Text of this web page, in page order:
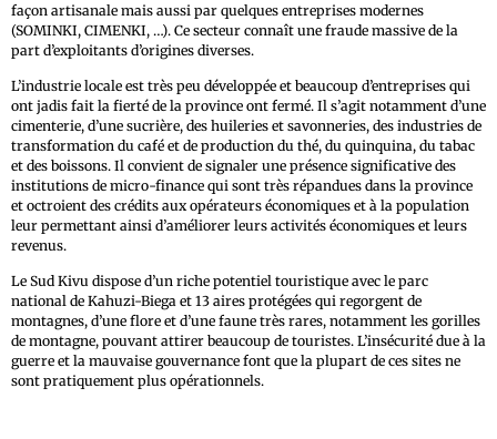
façon artisanale mais aussi par quelques entreprises modernes
(SOMINKI, CIMENKI, …). Ce secteur connaît une fraude massive de la
part d’exploitants d’origines diverses.
L’industrie locale est très peu développée et beaucoup d’entreprises qui
ont jadis fait la fierté de la province ont fermé. Il s’agit notamment d’une
cimenterie, d’une sucrière, des huileries et savonneries, des industries de
transformation du café et de production du thé, du quinquina, du tabac
et des boissons. Il convient de signaler une présence significative des
institutions de micro-finance qui sont très répandues dans la province
et octroient des crédits aux opérateurs économiques et à la population
leur permettant ainsi d’améliorer leurs activités économiques et leurs
revenus.
Le Sud Kivu dispose d’un riche potentiel touristique avec le parc
national de Kahuzi-Biega et 13 aires protégées qui regorgent de
montagnes, d’une flore et d’une faune très rares, notamment les gorilles
de montagne, pouvant attirer beaucoup de touristes. L’insécurité due à la
guerre et la mauvaise gouvernance font que la plupart de ces sites ne
sont pratiquement plus opérationnels.